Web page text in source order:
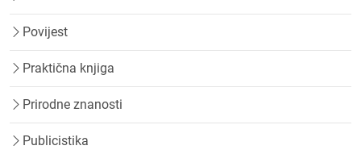
Povijest
Praktična knjiga
Prirodne znanosti
Publicistika